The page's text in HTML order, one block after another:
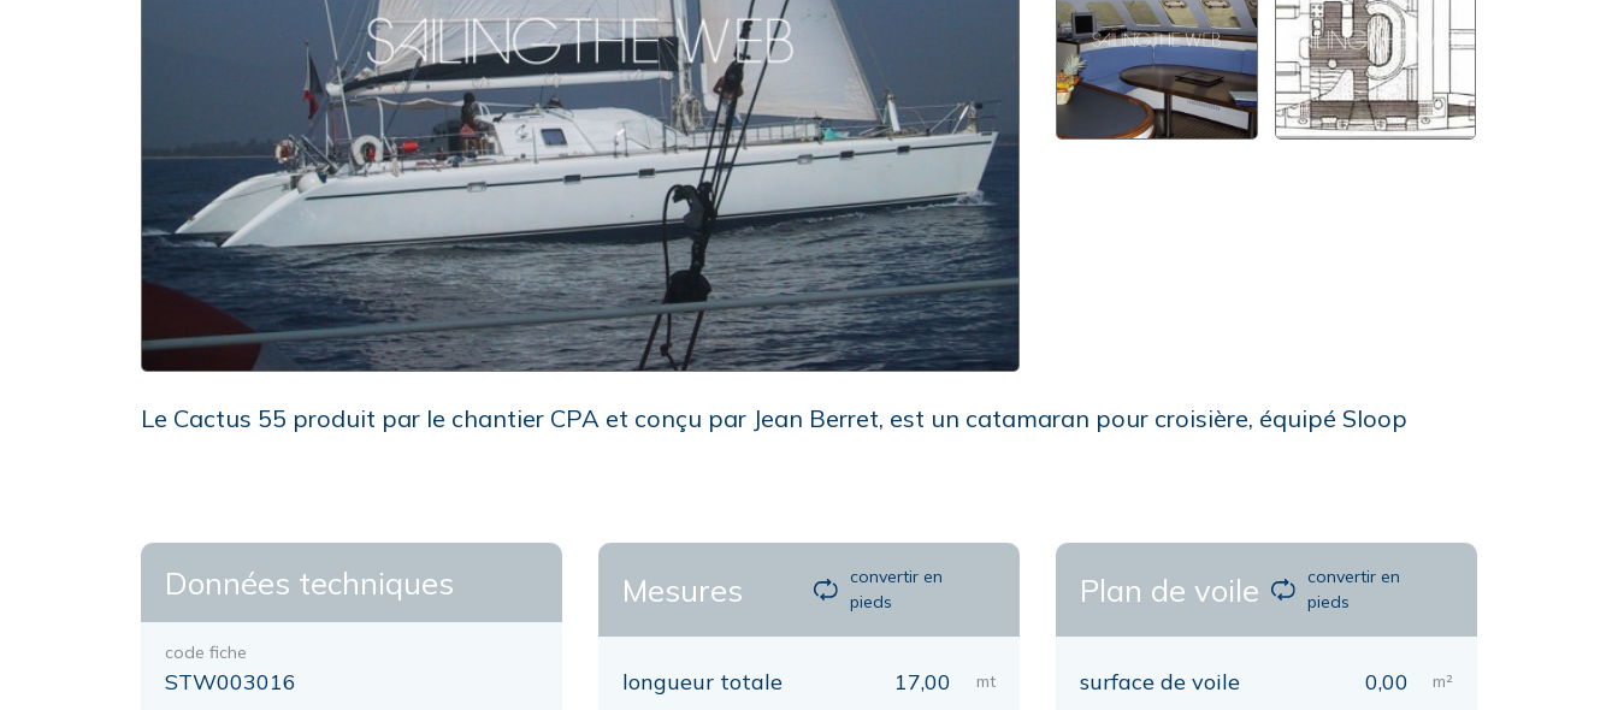
Le Cactus 55 produit par le chantier CPA et conçu par Jean Berret, est un catamaran pour croisière, équipé Sloop
Données techniques
code fiche
STW003016
Mesures
convertir en
pieds
longueur totale 17,00 mt
Plan de voile
convertir en
pieds
surface de voile 0,00 m²